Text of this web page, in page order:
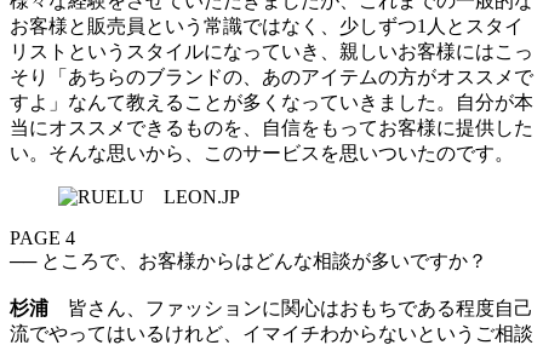
お客様と販売員という常識ではなく、少しずつ1人とスタイ
リストというスタイルになっていき、親しいお客様にはこっ
そり「あちらのブランドの、あのアイテムの方がオススメで
すよ」なんて教えることが多くなっていきました。自分が本
当にオススメできるものを、自信をもってお客様に提供した
い。そんな思いから、このサービスを思いついたのです。
PAGE 4
── ところで、お客様からはどんな相談が多いですか？
杉浦 皆さん、ファッションに関心はおもちである程度自己
流でやってはいるけれど、イマイチわからないというご相談